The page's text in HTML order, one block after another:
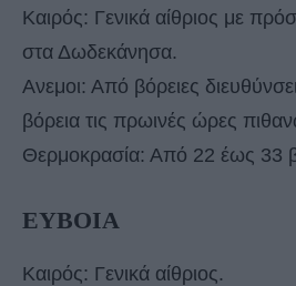
Καιρός: Γενικά αίθριος με
στα Δωδεκάνησα.
Ανεμοι: Από βόρειες
βόρεια τις πρωινές ώρες
Θερμοκρασία: Από 22 έως 33
ΕΥΒΟΙΑ
Καιρός: Γενικά αίθριος.